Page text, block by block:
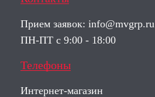
Прием заявок: info@mvgrp.ru
ПН-ПТ с 9:00 - 18:00
Телефоны
Интернет-магазин